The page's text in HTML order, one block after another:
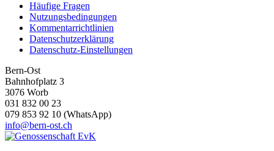
Häufige Fragen
Nutzungsbedingungen
Kommentarrichtlinien
Datenschutzerklärung
Datenschutz-Einstellungen
Bern-Ost
Bahnhofplatz 3
3076 Worb
031 832 00 23
079 853 92 10 (WhatsApp)
info@bern-ost.ch